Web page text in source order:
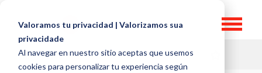
Valoramos tu privacidad | Valorizamos sua
privacidade
Al navegar en nuestro sitio aceptas que usemos
cookies para personalizar tu experiencia según
HR TOPICS